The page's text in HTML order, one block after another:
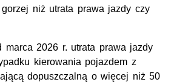
niż utrata prawa jazdy czy
marca 2026 r. utrata prawa jazdy
kierowania pojazdem z
dopuszczalną o więcej niż 50